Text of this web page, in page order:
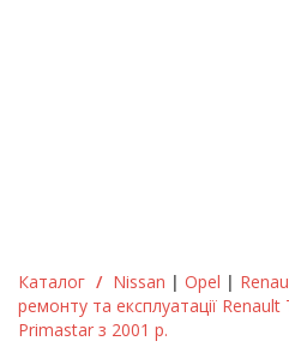
Каталог / Nissan | Opel |
ремонту та експлуатації
Primastar з 2001 р.